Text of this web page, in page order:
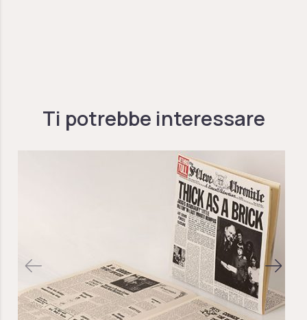
Ti potrebbe interessare